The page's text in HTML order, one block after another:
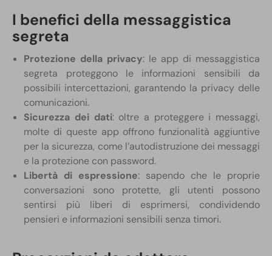
I benefici della messaggistica
segreta
Protezione della privacy: le app di messaggistica
segreta proteggono le informazioni sensibili da
possibili intercettazioni, garantendo la privacy delle
comunicazioni.
Sicurezza dei dati: oltre a proteggere i messaggi,
molte di queste app offrono funzionalità aggiuntive
per la sicurezza, come l’autodistruzione dei messaggi
e la protezione con password.
Libertà di espressione: sapendo che le proprie
conversazioni sono protette, gli utenti possono
sentirsi più liberi di esprimersi, condividendo
pensieri e informazioni sensibili senza timori.